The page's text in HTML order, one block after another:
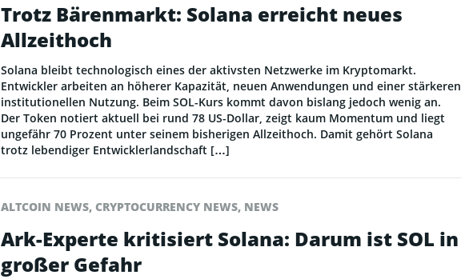
Trotz Bärenmarkt: Solana erreicht neues
Allzeithoch
Solana bleibt technologisch eines der aktivsten Netzwerke im Kryptomarkt.
Entwickler arbeiten an höherer Kapazität, neuen Anwendungen und einer stärkeren
institutionellen Nutzung. Beim SOL-Kurs kommt davon bislang jedoch wenig an.
Der Token notiert aktuell bei rund 78 US-Dollar, zeigt kaum Momentum und liegt
ungefähr 70 Prozent unter seinem bisherigen Allzeithoch. Damit gehört Solana
trotz lebendiger Entwicklerlandschaft […]
ALTCOIN NEWS, CRYPTOCURRENCY NEWS, NEWS
Ark-Experte kritisiert Solana: Darum ist SOL in
großer Gefahr